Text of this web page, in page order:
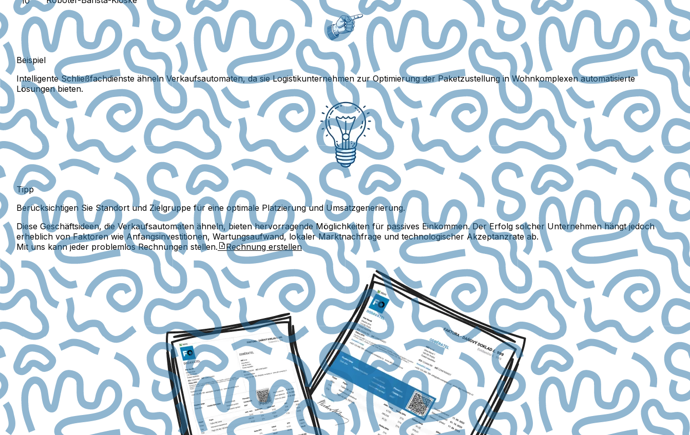
Beispiel
Intelligente Schließfachdienste ähneln Verkaufsautomaten, da sie Logistikunternehmen zur Optimierung der Paketzustellung in Wohnkomplexen automatisierte
Lösungen bieten.
Tipp
Berücksichtigen Sie Standort und Zielgruppe für eine optimale Platzierung und Umsatzgenerierung.
Diese Geschäftsideen, die Verkaufsautomaten ähneln, bieten hervorragende Möglichkeiten für passives Einkommen. Der Erfolg solcher Unternehmen hängt jedoch
erheblich von Faktoren wie Anfangsinvestitionen, Wartungsaufwand, lokaler Marktnachfrage und technologischer Akzeptanzrate ab.
Mit uns kann jeder problemlos Rechnungen stellen.
Rechnung erstellen